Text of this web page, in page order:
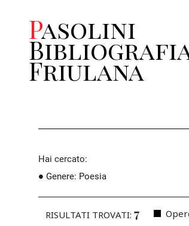
Pasolini
Friulana
Hai cercato:
Genere: Poesia
RISULTATI TROVATI: 7